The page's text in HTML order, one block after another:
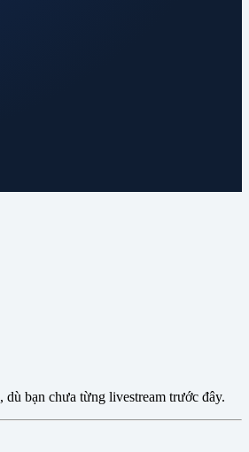
, dù bạn chưa từng livestream trước đây.